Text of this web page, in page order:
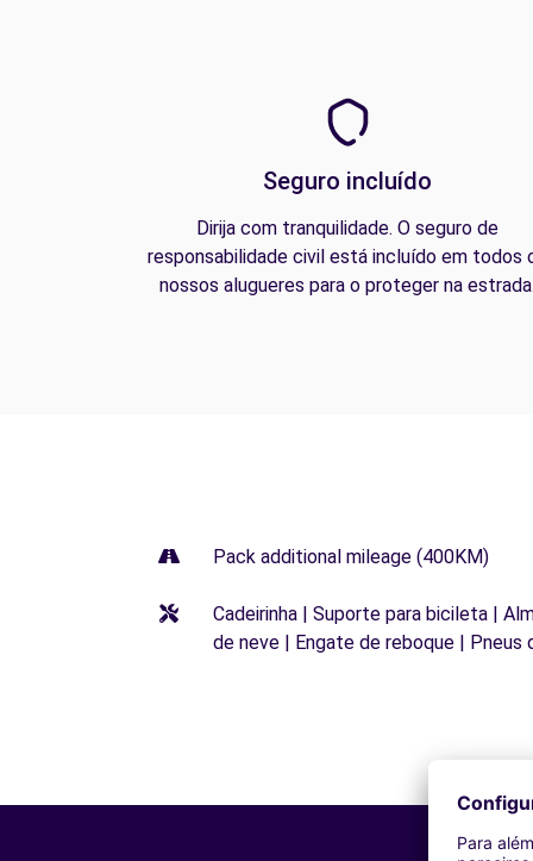
Seguro incluído
Dirija com tranquilidade. O seguro de
responsabilidade civil está incluído em todos
nossos alugueres para o proteger na
Pack additional mileage (400KM)
Cadeirinha | Suporte para bicileta |
de neve | Engate de reboque | Pneus